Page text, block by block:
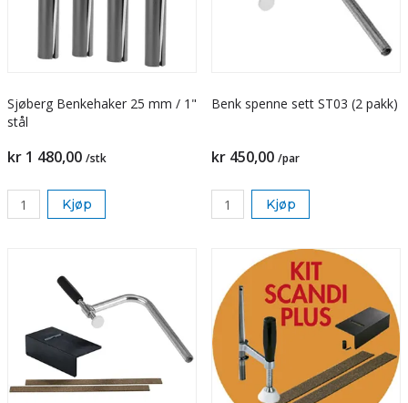
Sjøberg Benkehaker 25 mm / 1"
stål
kr 1 480,00 /stk
Kjøp
Benk spenne sett ST03 (2 pakk)
kr 450,00 /par
Kjøp